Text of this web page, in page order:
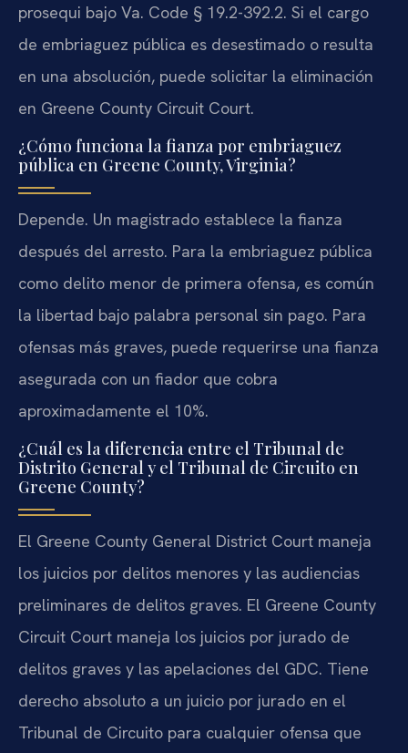
prosequi bajo Va. Code § 19.2-392.2. Si el cargo
de embriaguez pública es desestimado o resulta
en una absolución, puede solicitar la eliminación
en Greene County Circuit Court.
¿Cómo funciona la fianza por embriaguez
pública en Greene County, Virginia?
Depende. Un magistrado establece la fianza
después del arresto. Para la embriaguez pública
como delito menor de primera ofensa, es común
la libertad bajo palabra personal sin pago. Para
ofensas más graves, puede requerirse una fianza
asegurada con un fiador que cobra
aproximadamente el 10%.
¿Cuál es la diferencia entre el Tribunal de
Distrito General y el Tribunal de Circuito en
Greene County?
El Greene County General District Court maneja
los juicios por delitos menores y las audiencias
preliminares de delitos graves. El Greene County
Circuit Court maneja los juicios por jurado de
delitos graves y las apelaciones del GDC. Tiene
derecho absoluto a un juicio por jurado en el
Tribunal de Circuito para cualquier ofensa que